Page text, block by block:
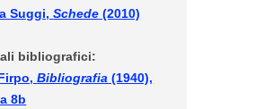
Suggi,Schede (2010)
bibliografici:
Bibliografia (1940),
8b